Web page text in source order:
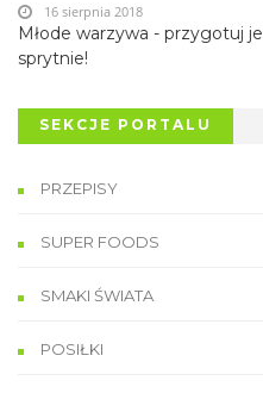
Młode warzywa - przygotuj je
sprytnie!
16 sierpnia 2018
SEKCJE PORTALU
PRZEPISY
SUPER FOODS
SMAKI ŚWIATA
POSIŁKI